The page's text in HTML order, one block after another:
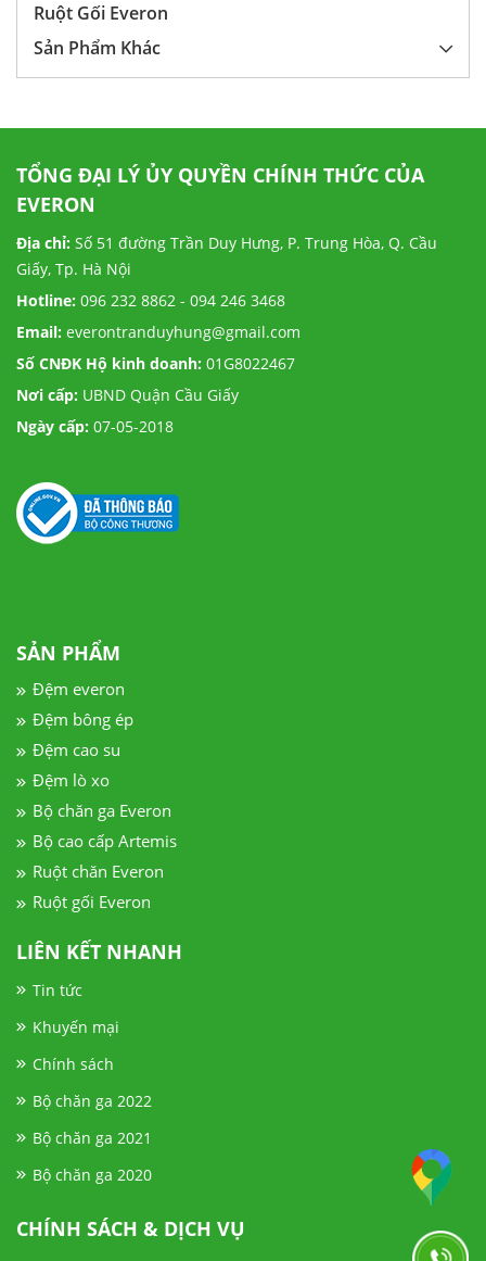
Ruột Gối Everon
Sản Phẩm Khác
TỔNG ĐẠI LÝ ỦY QUYỀN CHÍNH THỨC CỦA
EVERON
Địa chỉ: Số 51 đường Trần Duy Hưng, P. Trung Hòa, Q. Cầu
Giấy, Tp. Hà Nội
Hotline: 096 232 8862 - 094 246 3468
Email: everontranduyhung@gmail.com
Số CNĐK Hộ kinh doanh: 01G8022467
Nơi cấp: UBND Quận Cầu Giấy
Ngày cấp: 07-05-2018
SẢN PHẨM
Đệm everon
Đệm bông ép
Đệm cao su
Đệm lò xo
Bộ chăn ga Everon
Bộ cao cấp Artemis
Ruột chăn Everon
Ruột gối Everon
LIÊN KẾT NHANH
Tin tức
Khuyến mại
Chính sách
Bộ chăn ga 2022
Bộ chăn ga 2021
Bộ chăn ga 2020
CHÍNH SÁCH & DỊCH VỤ